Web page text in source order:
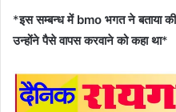
*इस सम्बन्ध में bmo भगत ने बताया
उन्होंने पैसे वापस करवाने को कहा था*